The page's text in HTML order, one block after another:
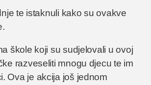
te istaknuli kako su ovakve
škole koji su sudjelovali u ovoj
razveseliti mnogu djecu te im
Ova je akcija još jednom